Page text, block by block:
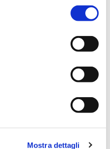
Mostra dettagli
(obiettivi misurabili).
e la reputazione
di conseguenza la fiducia di
di continuare a operare in